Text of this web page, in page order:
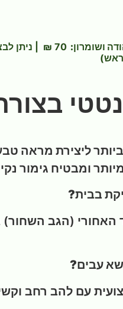
ושומרון: 70 ₪ | ניתן לבצע
ליצירת מראה
ומבטיח גימור נקי
בבית?
(הגב השחור)
עבים?
עם להב רחב